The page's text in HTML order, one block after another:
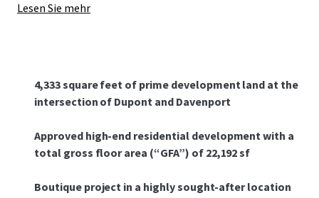
Lesen Sie mehr
4,333 square feet of prime development land at the
intersection of Dupont and Davenport
Approved high-end residential development with a
total gross floor area (“GFA”) of 22,192 sf
Boutique project in a highly sought-after location